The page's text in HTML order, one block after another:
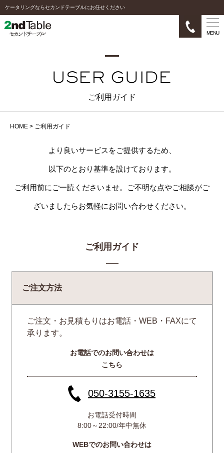
ケータリングならセカンドテーブルにお任せください
MENU
ご利用ガイド
HOME > ご利用ガイド
より良いサービスをご提供するため、
以下のとおり基準を設けております。
ご利用前にご一読くださいませ。ご不明な点やご相談がご
ざいましたらお気軽にお問い合わせください。
ご利用ガイド
ご注文方法
ご注文・お見積もりはお電話・WEB・FAXにて
承ります。
お電話でのお問い合わせは
こちら
050-3155-1635
お電話受付時間
8:00～22:00/年中無休
WEBでのお問い合わせは